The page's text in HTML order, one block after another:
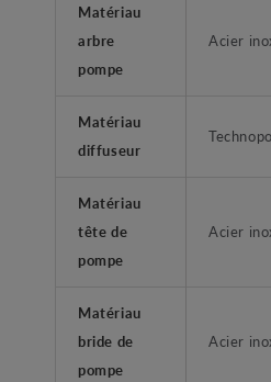
Matériau
arbre
pompe
Acier
Matériau
diffuseur
Matériau
tête de
pompe
Acier
Matériau
bride de
pompe
Acier